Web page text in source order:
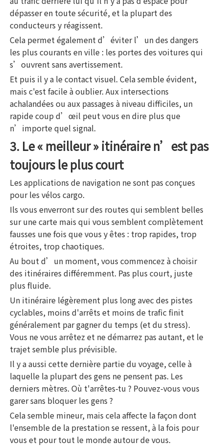
dépasser en toute sécurité, et la plupart des
conducteurs y réagissent.
Cela permet également d’éviter l’un des dangers
les plus courants en ville : les portes des voitures qui
s’ouvrent sans avertissement.
Et puis il y a le contact visuel. Cela semble évident,
mais c'est facile à oublier. Aux intersections
achalandées ou aux passages à niveau difficiles, un
rapide coup d’œil peut vous en dire plus que
n’importe quel signal.
3. Le « meilleur » itinéraire n’est pas
toujours le plus court
Les applications de navigation ne sont pas conçues
pour les vélos cargo.
Ils vous enverront sur des routes qui semblent belles
sur une carte mais qui vous semblent complètement
fausses une fois que vous y êtes : trop rapides, trop
étroites, trop chaotiques.
Au bout d’un moment, vous commencez à choisir
des itinéraires différemment. Pas plus court, juste
plus fluide.
Un itinéraire légèrement plus long avec des pistes
cyclables, moins d'arrêts et moins de trafic finit
généralement par gagner du temps (et du stress).
Vous ne vous arrêtez et ne démarrez pas autant, et le
trajet semble plus prévisible.
Il y a aussi cette dernière partie du voyage, celle à
laquelle la plupart des gens ne pensent pas. Les
derniers mètres. Où t'arrêtes-tu ? Pouvez-vous vous
garer sans bloquer les gens ?
Cela semble mineur, mais cela affecte la façon dont
l'ensemble de la prestation se ressent, à la fois pour
vous et pour tout le monde autour de vous.